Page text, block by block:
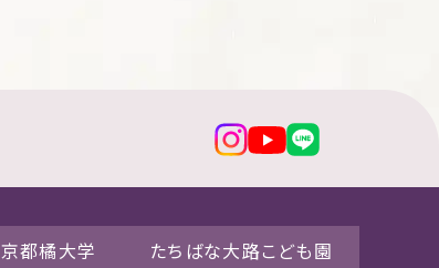
京都橘大学 たちばな大路こども園